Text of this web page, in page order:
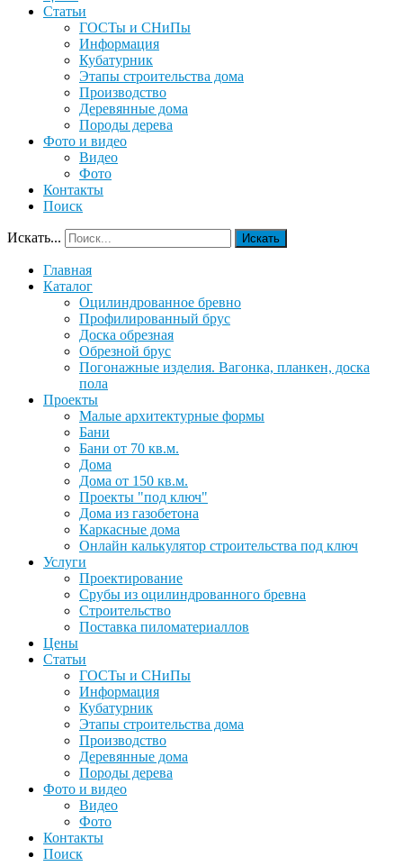
Статьи
ГОСТы и СНиПы
Информация
Кубатурник
Этапы строительства дома
Производство
Деревянные дома
Породы дерева
Фото и видео
Видео
Фото
Контакты
Поиск
Искать... Искать
Главная
Каталог
Оцилиндрованное бревно
Профилированный брус
Доска обрезная
Обрезной брус
Погонажные изделия. Вагонка, планкен, доска
пола
Проекты
Малые архитектурные формы
Бани
Бани от 70 кв.м.
Дома
Дома от 150 кв.м.
Проекты "под ключ"
Дома из газобетона
Каркасные дома
Онлайн калькулятор строительства под ключ
Услуги
Проектирование
Срубы из оцилиндрованного бревна
Строительство
Поставка пиломатериаллов
Цены
Статьи
ГОСТы и СНиПы
Информация
Кубатурник
Этапы строительства дома
Производство
Деревянные дома
Породы дерева
Фото и видео
Видео
Фото
Контакты
Поиск